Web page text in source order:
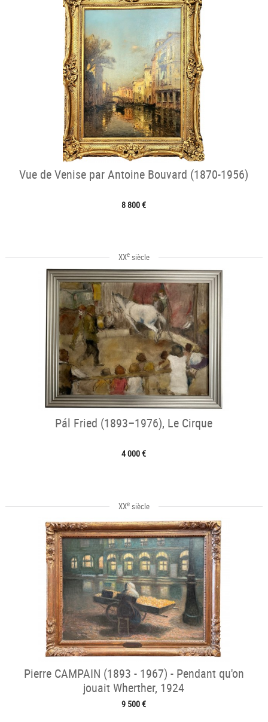
Vue de Venise par Antoine Bouvard (1870-1956)
8 800 €
XXesiècle
Pál Fried (1893–1976), Le Cirque
4 000 €
XXesiècle
Pierre CAMPAIN (1893 - 1967) - Pendant qu'on
jouait Wherther, 1924
9 500 €